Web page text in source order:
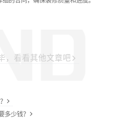
，看看其他文章吧
多少钱？